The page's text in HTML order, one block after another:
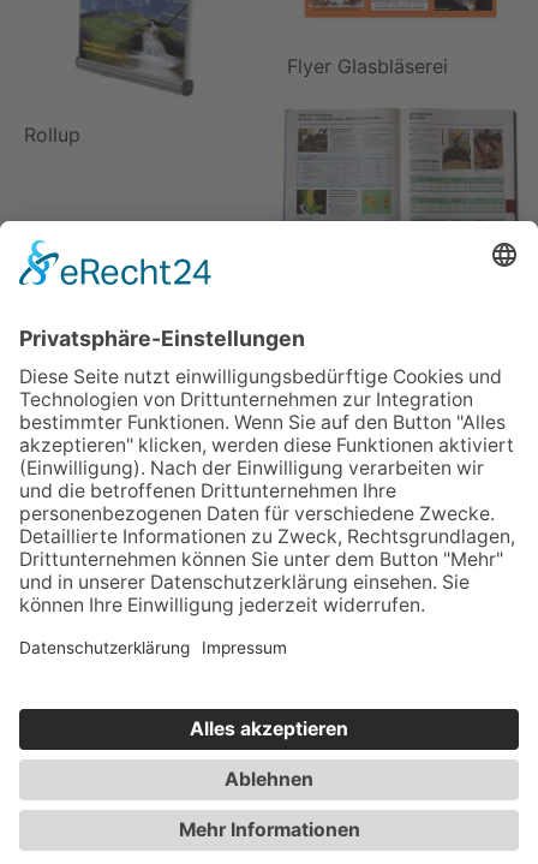
Rollup
Flyer Glasbläserei
Cookie-Einstellungen
Keine Jobangebote vorhanden
DATENSCHUTZ DATENSCHUTZ SOCIAL-MEDIA